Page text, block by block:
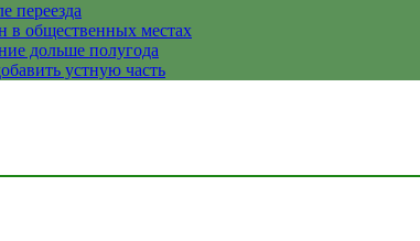
переезда
в общественных местах
дольше полугода
устную часть